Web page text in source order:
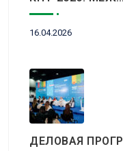
16.04.2026
ДЕЛОВАЯ ПРОГРАММА KITF 2026: ВАЖНЕЙШИЕ АСПЕКТЫ РЫНКА ТУРИЗМА В НОВОЙ РЕАЛЬНОСТИ ОБСУДЯТ В АЛМАТЫ